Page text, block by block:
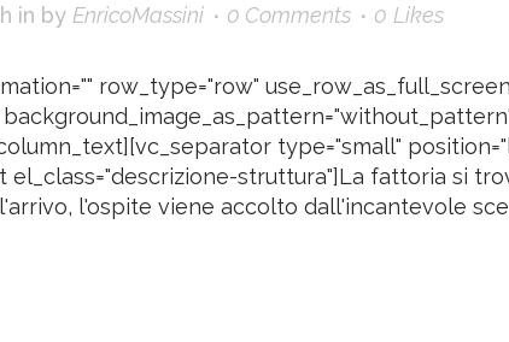
in by EnricoMassini 0 Comments 0 Likes
row_type="row"
type="small"
el_class="descrizione-struttura"]La fattoria si
l'ospite viene accolto dall'incantevole